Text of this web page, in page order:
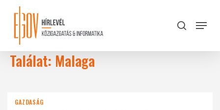
content
search
Menu
Találat: Malaga
GAZDASÁG
Close